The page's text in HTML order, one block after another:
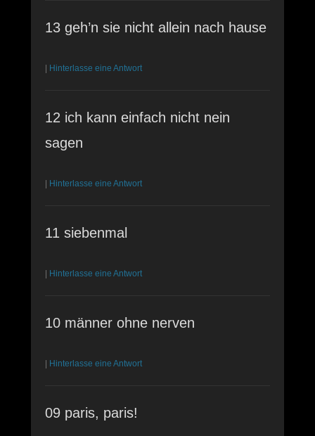
13 geh’n sie nicht allein nach hause
| Hinterlasse eine Antwort
12 ich kann einfach nicht nein
sagen
| Hinterlasse eine Antwort
11 siebenmal
| Hinterlasse eine Antwort
10 männer ohne nerven
| Hinterlasse eine Antwort
09 paris, paris!